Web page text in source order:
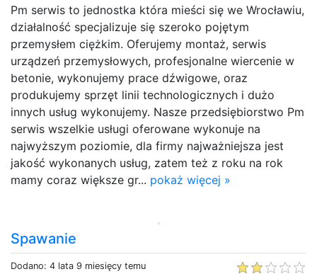
Pm serwis to jednostka która mieści się we Wrocławiu,
działalność specjalizuje się szeroko pojętym
przemysłem ciężkim. Oferujemy montaż, serwis
urządzeń przemysłowych, profesjonalne wiercenie w
betonie, wykonujemy prace dźwigowe, oraz
produkujemy sprzęt linii technologicznych i dużo
innych usług wykonujemy. Nasze przedsiębiorstwo Pm
serwis wszelkie usługi oferowane wykonuje na
najwyższym poziomie, dla firmy najważniejsza jest
jakość wykonanych usług, zatem też z roku na rok
mamy coraz większe gr... pokaż więcej »
Spawanie
Dodano: 4 lata 9 miesięcy temu